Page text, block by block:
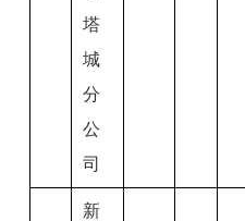
塔
城
分
公
司
新